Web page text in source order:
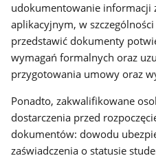
udokumentowanie informacji
aplikacyjnym, w
przedstawić dokumenty
wymagań formalnych oraz
przygotowania umowy oraz
Ponadto, zakwalifikowane
dostarczenia przed
dokumentów: dowodu
zaświadczenia o statusie